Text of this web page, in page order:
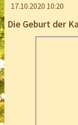
17.10.2020 10:20
Die Geburt der